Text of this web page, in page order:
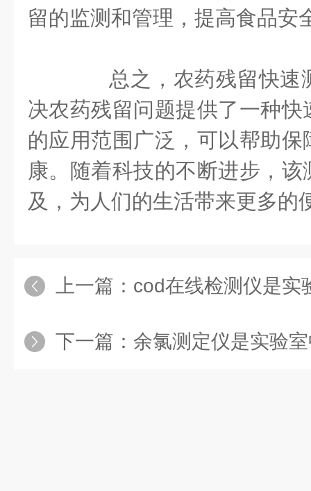
留的监测和管理，提高食品安
总之，农药残留快速
决农药残留问题提供了一种
的应用范围广泛，可以帮助
康。随着科技的不断进步，
及，为人们的生活带来更多的
上一篇： cod在线检测仪是实验
下一篇： 余氯测定仪是实验室